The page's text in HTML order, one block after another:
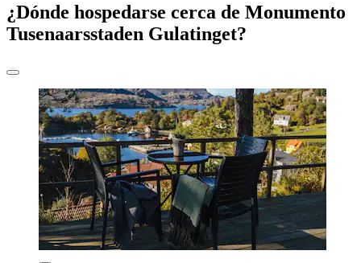
¿Dónde hospedarse cerca de Monumento
Tusenaarsstaden Gulatinget?